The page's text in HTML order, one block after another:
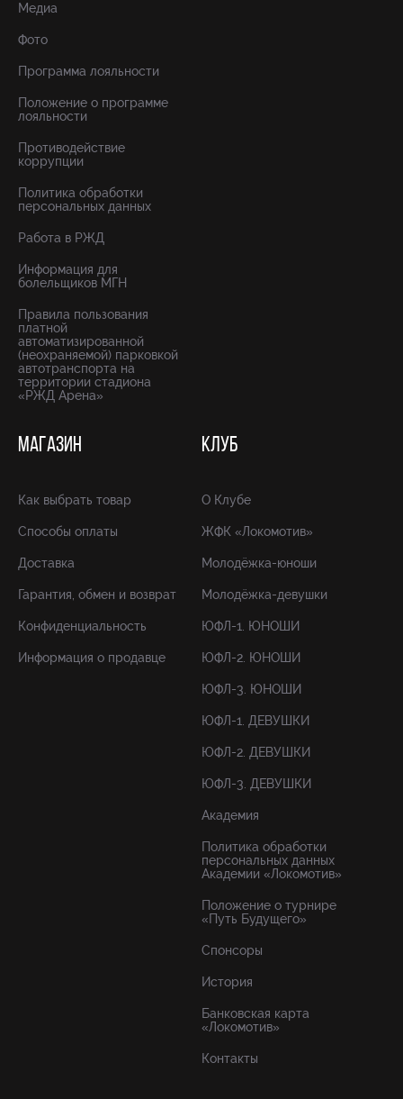
Медиа
Фото
Программа лояльности
Положение о программе
лояльности
Противодействие
коррупции
Политика обработки
персональных данных
Работа в РЖД
Информация для
болельщиков МГН
Правила пользования
платной
автоматизированной
(неохраняемой) парковкой
автотранспорта на
территории стадиона
«РЖД Арена»
МАГАЗИН
Как выбрать товар
Способы оплаты
Доставка
Гарантия, обмен и возврат
Конфиденциальность
Информация о продавце
КЛУБ
О Клубе
ЖФК «Локомотив»
Молодёжка-юноши
Молодёжка-девушки
ЮФЛ-1. ЮНОШИ
ЮФЛ-2. ЮНОШИ
ЮФЛ-3. ЮНОШИ
ЮФЛ-1. ДЕВУШКИ
ЮФЛ-2. ДЕВУШКИ
ЮФЛ-3. ДЕВУШКИ
Академия
Политика обработки
персональных данных
Академии «Локомотив»
Положение о турнире
«Путь Будущего»
Спонсоры
История
Банковская карта
«Локомотив»
Контакты